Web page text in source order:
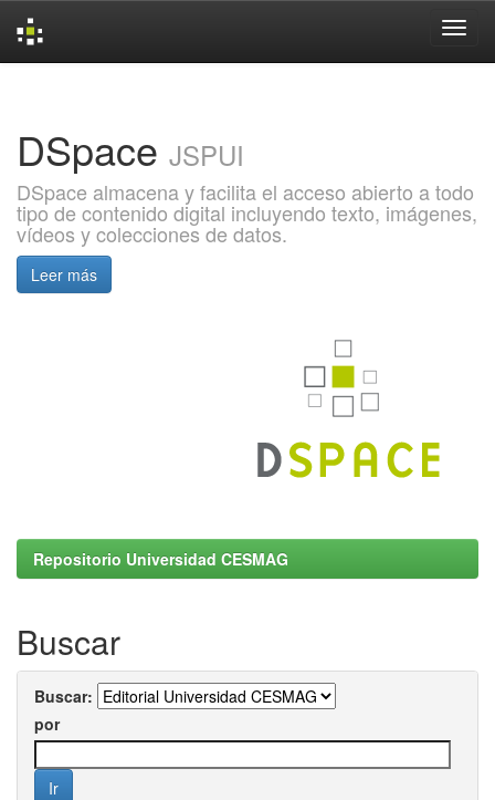
DSpace JSPUI
DSpace almacena y facilita el acceso abierto a todo
tipo de contenido digital incluyendo texto, imágenes,
vídeos y colecciones de datos.
Leer más
Repositorio Universidad CESMAG
Buscar
Buscar:
por